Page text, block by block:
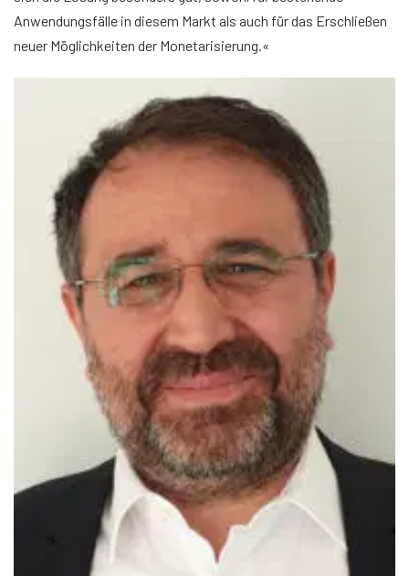
Anwendungsfälle in diesem Markt als auch für das Erschließen
neuer Möglichkeiten der Monetarisierung.«